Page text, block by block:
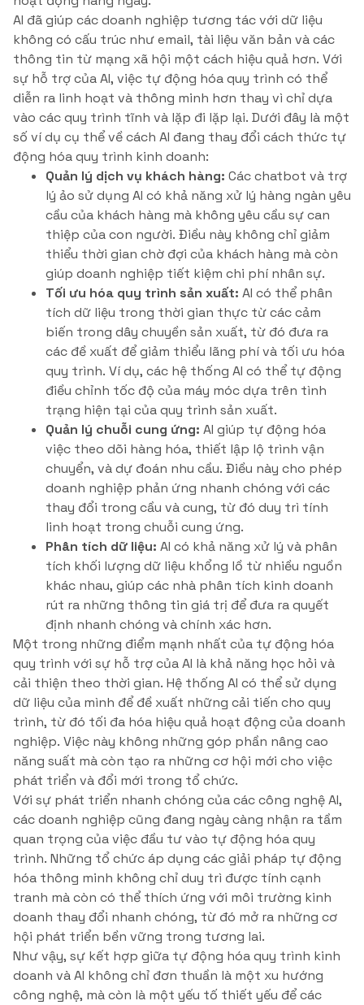
AI đã giúp các doanh nghiệp tương tác với dữ liệu
không có cấu trúc như email, tài liệu văn bản và các
thông tin từ mạng xã hội một cách hiệu quả hơn. Với
sự hỗ trợ của AI, việc tự động hóa quy trình có thể
diễn ra linh hoạt và thông minh hơn thay vì chỉ dựa
vào các quy trình tĩnh và lặp đi lặp lại. Dưới đây là một
số ví dụ cụ thể về cách AI đang thay đổi cách thức tự
động hóa quy trình kinh doanh:
Quản lý dịch vụ khách hàng: Các chatbot và trợ
lý ảo sử dụng AI có khả năng xử lý hàng ngàn yêu
cầu của khách hàng mà không yêu cầu sự can
thiệp của con người. Điều này không chỉ giảm
thiểu thời gian chờ đợi của khách hàng mà còn
giúp doanh nghiệp tiết kiệm chi phí nhân sự.
Tối ưu hóa quy trình sản xuất: AI có thể phân
tích dữ liệu trong thời gian thực từ các cảm
biến trong dây chuyền sản xuất, từ đó đưa ra
các đề xuất để giảm thiểu lãng phí và tối ưu hóa
quy trình. Ví dụ, các hệ thống AI có thể tự động
điều chỉnh tốc độ của máy móc dựa trên tình
trạng hiện tại của quy trình sản xuất.
Quản lý chuỗi cung ứng: AI giúp tự động hóa
việc theo dõi hàng hóa, thiết lập lộ trình vận
chuyển, và dự đoán nhu cầu. Điều này cho phép
doanh nghiệp phản ứng nhanh chóng với các
thay đổi trong cầu và cung, từ đó duy trì tính
linh hoạt trong chuỗi cung ứng.
Phân tích dữ liệu: AI có khả năng xử lý và phân
tích khối lượng dữ liệu khổng lồ từ nhiều nguồn
khác nhau, giúp các nhà phân tích kinh doanh
rút ra những thông tin giá trị để đưa ra quyết
định nhanh chóng và chính xác hơn.
Một trong những điểm mạnh nhất của tự động hóa
quy trình với sự hỗ trợ của AI là khả năng học hỏi và
cải thiện theo thời gian. Hệ thống AI có thể sử dụng
dữ liệu của mình để đề xuất những cải tiến cho quy
trình, từ đó tối đa hóa hiệu quả hoạt động của doanh
nghiệp. Việc này không những góp phần nâng cao
năng suất mà còn tạo ra những cơ hội mới cho việc
phát triển và đổi mới trong tổ chức.
Với sự phát triển nhanh chóng của các công nghệ AI,
các doanh nghiệp cũng đang ngày càng nhận ra tầm
quan trọng của việc đầu tư vào tự động hóa quy
trình. Những tổ chức áp dụng các giải pháp tự động
hóa thông minh không chỉ duy trì được tính cạnh
tranh mà còn có thể thích ứng với môi trường kinh
doanh thay đổi nhanh chóng, từ đó mở ra những cơ
hội phát triển bền vững trong tương lai.
Như vậy, sự kết hợp giữa tự động hóa quy trình kinh
doanh và AI không chỉ đơn thuần là một xu hướng
công nghệ, mà còn là một yếu tố thiết yếu để các